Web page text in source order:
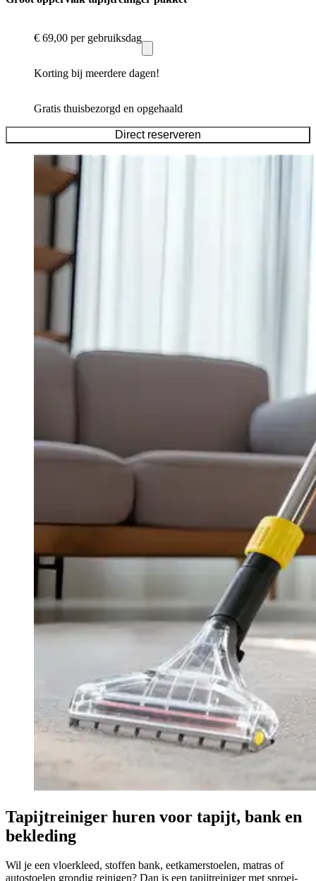
€ 69,00 per gebruiksdag
Korting bij meerdere dagen!
Gratis thuisbezorgd en opgehaald
Direct reserveren
Tapijtreiniger huren voor tapijt, bank en
bekleding
Wil je een vloerkleed, stoffen bank, eetkamerstoelen, matras of
autostoelen grondig reinigen? Dan is een tapijtreiniger met sproei-